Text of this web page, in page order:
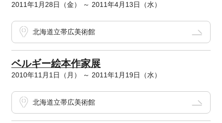
2011年1月28日（金） ～ 2011年4月13日（水）
北海道立帯広美術館
ベルギー絵本作家展
2010年11月1日（月） ～ 2011年1月19日（水）
北海道立帯広美術館